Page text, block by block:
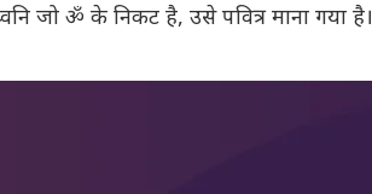
जो ॐ के निकट है, उसे पवित्र माना